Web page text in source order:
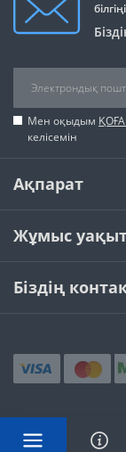
Мен оқыдым
келісемін
Ақпарат
Жұмыс
Біздің